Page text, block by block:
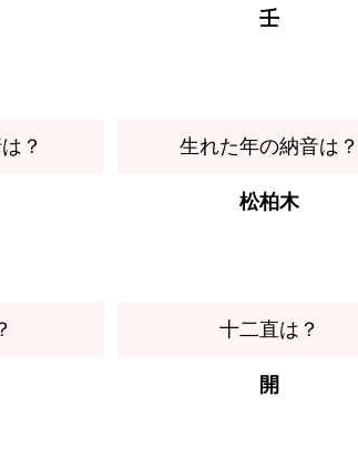
壬
？ 生れた年の納音は？
松柏木
十二直は？
開